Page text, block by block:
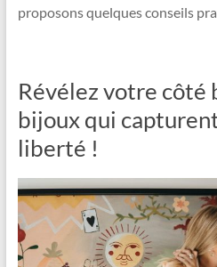
proposons quelques conseils
Révélez votre côté
bijoux qui
liberté !